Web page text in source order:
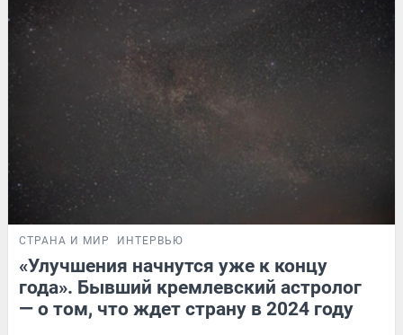
СТРАНА И МИР ИНТЕРВЬЮ
«Улучшения начнутся уже к концу
года». Бывший кремлевский астролог
— о том, что ждет страну в 2024 году